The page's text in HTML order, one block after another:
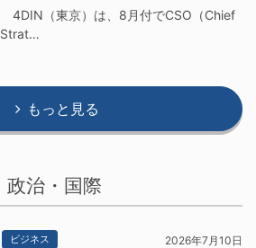
4DIN（東京）は、8月付でCSO（Chief
Strat…
もっと見る
政治・国際
ビジネス 2026年7月10日